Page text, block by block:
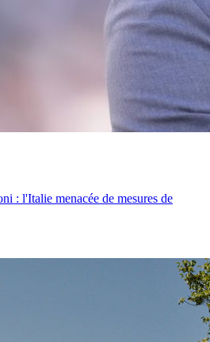
: l'Italie menacée de mesures de